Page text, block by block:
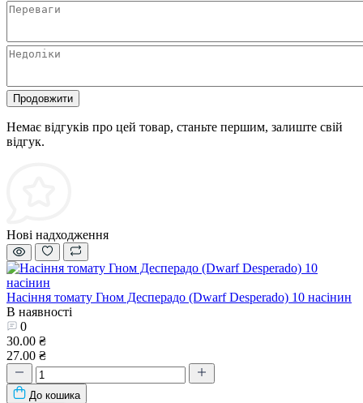
Продовжити
Немає відгуків про цей товар, станьте першим, залиште свій
відгук.
Нові надходження
Насіння томату Гном Десперадо (Dwarf Desperado) 10 насінин
В наявності
0
30.00 ₴
27.00 ₴
До кошика